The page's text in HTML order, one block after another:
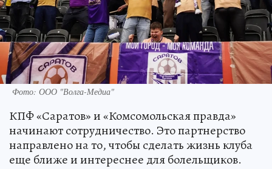
Фото: ООО "Волга-Медиа"
КПФ «Саратов» и «Комсомольская правда»
начинают сотрудничество. Это партнерство
направлено на то, чтобы сделать жизнь клуба
еще ближе и интереснее для болельщиков.